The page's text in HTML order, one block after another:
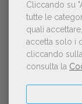
Cliccando su
tutte le
quali
accetta solo i
cliccando
consulta la
NOTIZIE DALL'AIE
Sono
libro di